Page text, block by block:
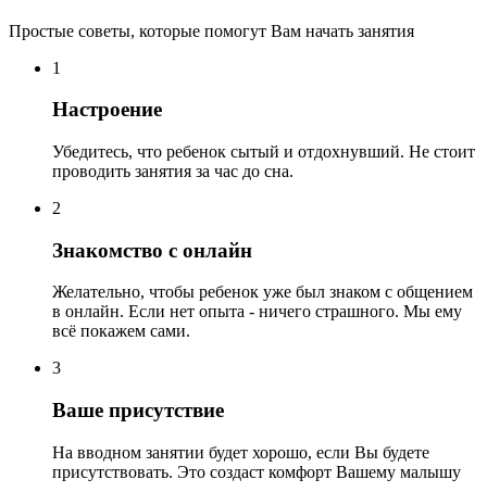
Простые советы, которые помогут Вам начать занятия
1
Настроение
Убедитесь, что ребенок сытый и отдохнувший. Не стоит
проводить занятия за час до сна.
2
Знакомство с онлайн
Желательно, чтобы ребенок уже был знаком с общением
в онлайн. Если нет опыта - ничего страшного. Мы ему
всё покажем сами.
3
Ваше присутствие
На вводном занятии будет хорошо, если Вы будете
присутствовать. Это создаст комфорт Вашему малышу